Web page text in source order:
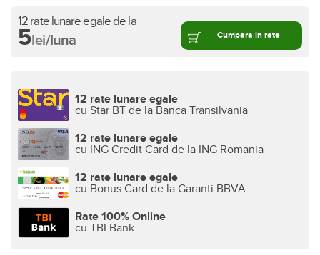
12 rate lunare egale de la
5lei/luna Cumpara in rate
12 rate lunare egale
cu Star BT de la Banca Transilvania
12 rate lunare egale
cu ING Credit Card de la ING Romania
12 rate lunare egale
cu Bonus Card de la Garanti BBVA
Rate 100% Online
cu TBI Bank